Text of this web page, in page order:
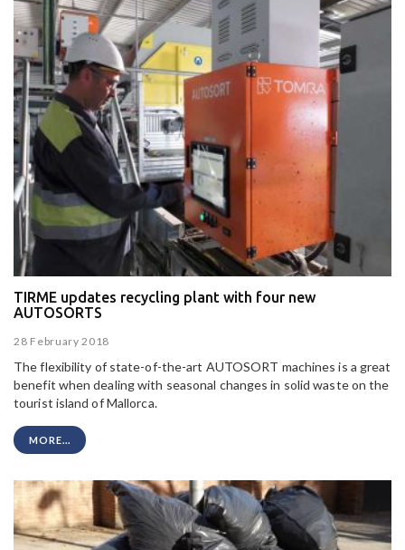
TIRME updates recycling plant with four new
AUTOSORTS
28 February 2018
The flexibility of state-of-the-art AUTOSORT machines is a great
benefit when dealing with seasonal changes in solid waste on the
tourist island of Mallorca.
MORE...